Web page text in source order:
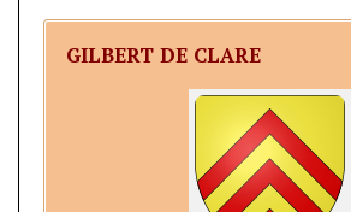
GILBERT DE CLARE